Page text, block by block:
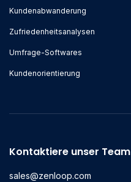
Kundenabwanderung
Zufriedenheitsanalysen
Umfrage-Softwares
Kundenorientierung
Kontaktiere unser Team
sales@zenloop.com